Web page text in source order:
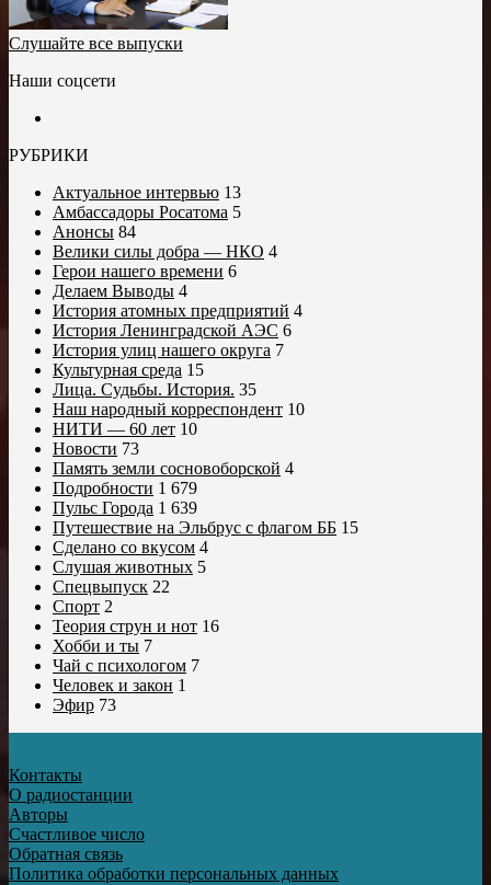
Слушайте все выпуски
Наши соцсети
РУБРИКИ
Актуальное интервью 13
Амбассадоры Росатома 5
Анонсы 84
Велики силы добра — НКО 4
Герои нашего времени 6
Делаем Выводы 4
История атомных предприятий 4
История Ленинградской АЭС 6
История улиц нашего округа 7
Культурная среда 15
Лица. Судьбы. История. 35
Наш народный корреспондент 10
НИТИ — 60 лет 10
Новости 73
Память земли сосновоборской 4
Подробности 1 679
Пульс Города 1 639
Путешествие на Эльбрус с флагом ББ 15
Сделано со вкусом 4
Слушая животных 5
Спецвыпуск 22
Спорт 2
Теория струн и нот 16
Хобби и ты 7
Чай с психологом 7
Человек и закон 1
Эфир 73
Контакты
О радиостанции
Авторы
Счастливое число
Обратная связь
Политика обработки персональных данных